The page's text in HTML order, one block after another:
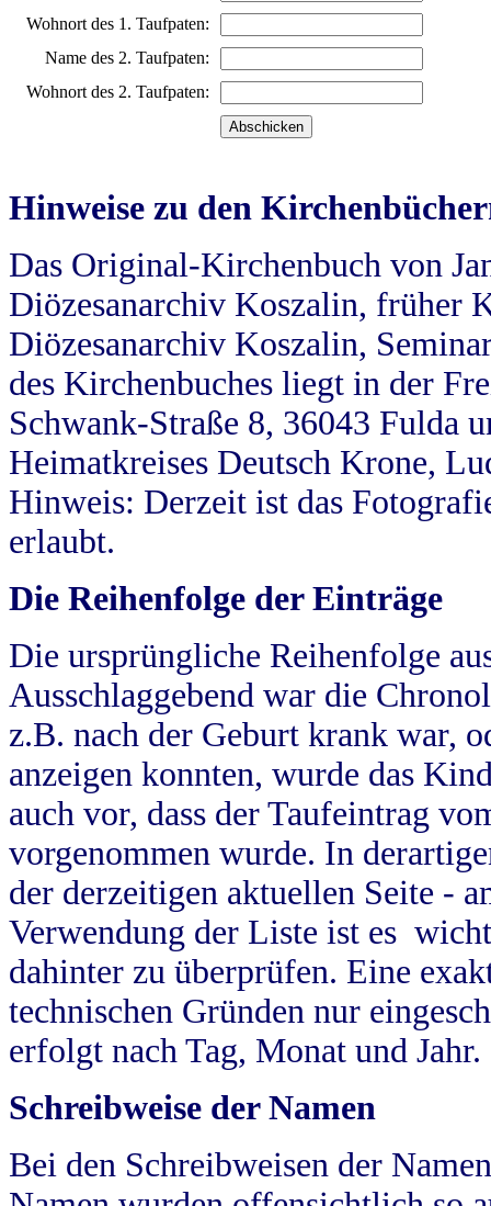
Wohnort des 1. Taufpaten:
Name des 2. Taufpaten:
Wohnort des 2. Taufpaten:
Hinweise zu den
Das Original-Kirchenbuch von
Diözesanarchiv Koszalin, früher
Diözesanarchiv Koszalin,
des Kirchenbuches liegt in der
Schwank-Straße 8, 36043 Fulda
Heimatkreises Deutsch Krone,
Hinweis: Derzeit ist das
erlaubt.
Die Reihenfolge der Einträge
Die ursprüngliche Reihenfolge
Ausschlaggebend war die
z.B. nach der Geburt krank war,
anzeigen konnten, wurde das
auch vor, dass der Taufeintrag
vorgenommen wurde. In
der derzeitigen aktuellen Seite -
Verwendung der Liste ist es
dahinter zu überprüfen. Eine
technischen Gründen nur
erfolgt nach Tag, Monat und Jahr.
Schreibweise der Namen
Bei den Schreibweisen der